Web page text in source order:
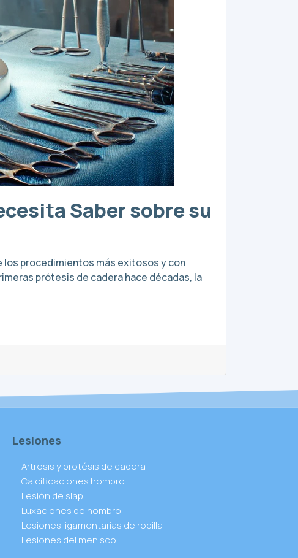
Saber sobre su
procedimientos más exitosos y con
prótesis de cadera hace décadas, la
Lesiones
Artrosis y protésis de cadera
Calcificaciones hombro
Lesión de slap
Luxaciones de hombro
Lesiones ligamentarias de rodilla
Lesiones del menisco